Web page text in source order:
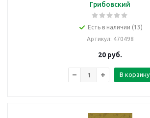
Грибовский
Есть в наличии (13)
Артикул: 470498
20 руб.
В корзину